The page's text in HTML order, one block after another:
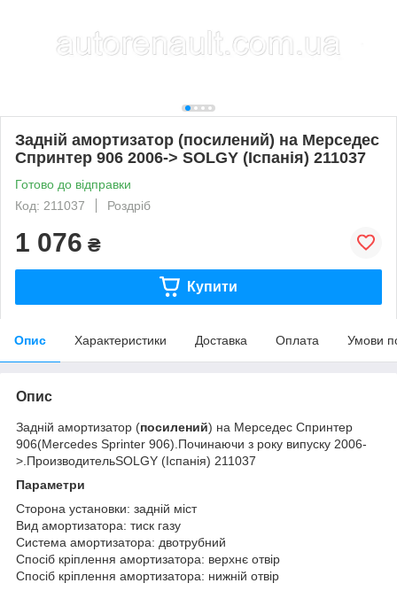
Задній амортизатор (посилений) на Мерседес
Спринтер 906 2006-> SOLGY (Іспанія) 211037
Готово до відправки
Код: 211037
Роздріб
1 076 ₴
Купити
Опис Характеристики Доставка Оплата Умови
Опис
Задній амортизатор (посилений) на Мерседес Спринтер
906(Mercedes Sprinter 906).Починаючи з року випуску 2006-
>.ПроизводительSOLGY (Іспанія) 211037
Параметри
Сторона установки: задній міст
Вид амортизатора: тиск газу
Система амортизатора: двотрубний
Спосіб кріплення амортизатора: верхнє отвір
Спосіб кріплення амортизатора: нижній отвір